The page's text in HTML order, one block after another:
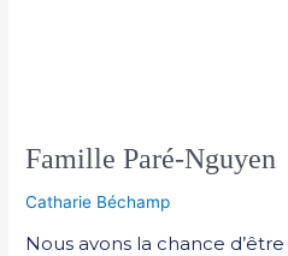
Famille Paré-Nguyen
Catharie Béchamp
Nous avons la chance